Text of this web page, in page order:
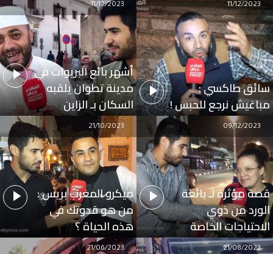
سائق طاكسي :
مباغيش نرجع للحبس !
11/12/2023
أشهر بائع البريوات في
مدينة تطوان يلقبه
السكان بـ الزاين
11/12/2023
قصة مؤثرة لـ بائعة
الورد من ذوي
الاحتياجات الخاصة
09/12/2023
ميكرو المغرب بريس :
من هو قدوتك في
هذه الحياة ؟
21/10/2023
21/08/2023
21/06/2023